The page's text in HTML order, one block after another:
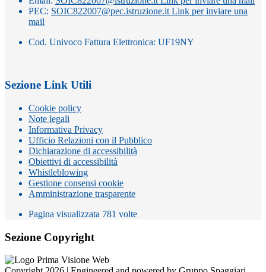
PEC: SOIC822007@pec.istruzione.it Link per inviare una
mail
Cod. Univoco Fattura Elettronica: UF19NY
Sezione Link Utili
Cookie policy
Note legali
Informativa Privacy
Ufficio Relazioni con il Pubblico
Dichiarazione di accessibilità
Obiettivi di accessibilità
Whistleblowing
Gestione consensi cookie
Amministrazione trasparente
Pagina visualizzata 781 volte
Sezione Copyright